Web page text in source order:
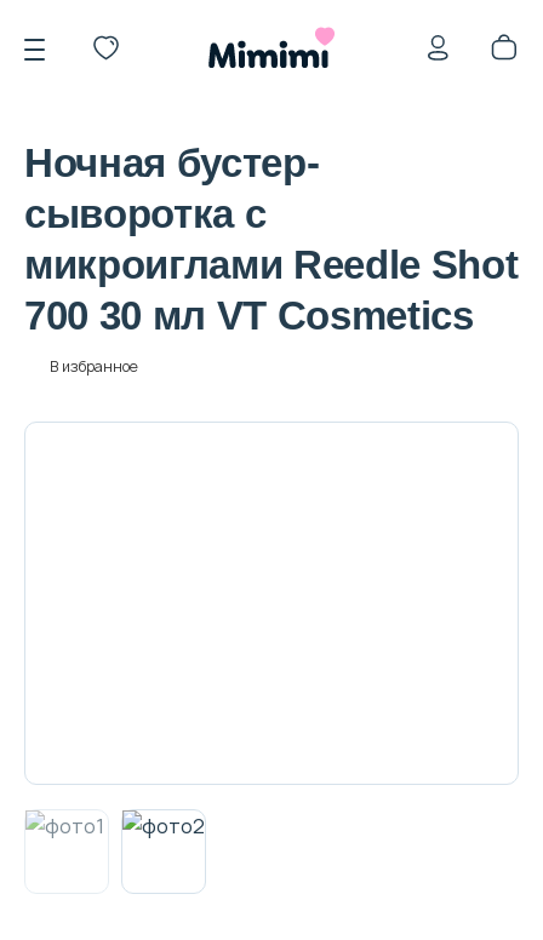
*OVERSTOCK -30%
Уход за лицом
Наборы
Аксессуары
Ночная бустер-
сыворотка с
микроиглами Reedle Shot
700 30 мл VT Cosmetics
В избранное